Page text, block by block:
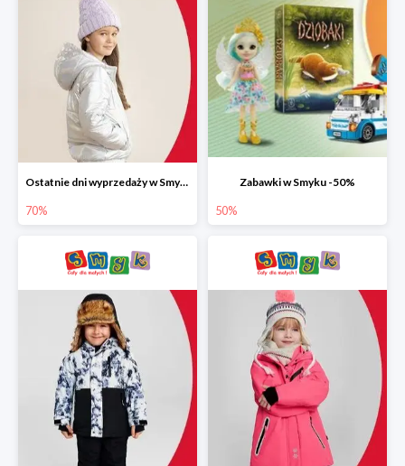
Ostatnie dni wyprzedaży w Smyku do -70%
70%
Zabawki w Smyku -50%
50%